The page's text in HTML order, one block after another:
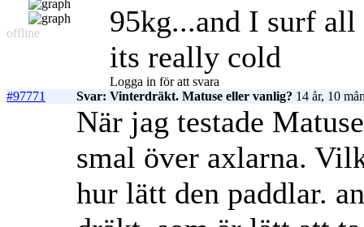
offline
95kg...and I surf
its really cold
Logga in för att svara
#97771
Svar: Vinterdräkt. Matuse eller vanlig? 14 år, 10
När jag testade
smal över axlarna.
hur lätt den paddlar.